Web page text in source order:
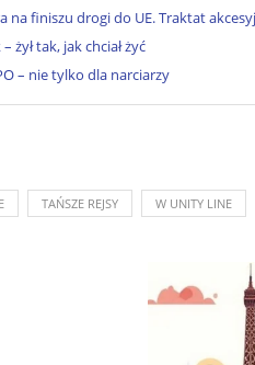
na finiszu drogi do UE. Traktat
żył tak, jak chciał żyć
– nie tylko dla narciarzy
TAŃSZE REJSY W UNITY LINE